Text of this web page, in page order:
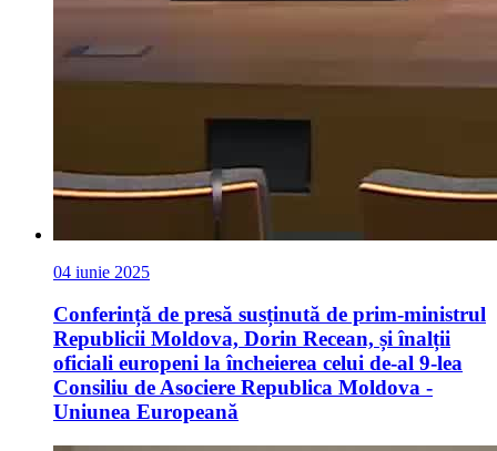
04 iunie 2025
Conferință de presă susținută de prim-ministrul
Republicii Moldova, Dorin Recean, și înalții
oficiali europeni la încheierea celui de-al 9-lea
Consiliu de Asociere Republica Moldova -
Uniunea Europeană